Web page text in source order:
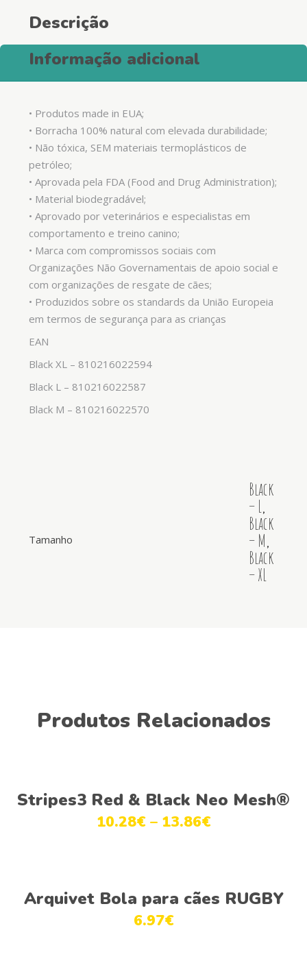
Descrição
Informação adicional
• Produtos made in EUA;
• Borracha 100% natural com elevada durabilidade;
• Não tóxica, SEM materiais termoplásticos de
petróleo;
• Aprovada pela FDA (Food and Drug Administration);
• Material biodegradável;
• Aprovado por veterinários e especialistas em
comportamento e treino canino;
• Marca com compromissos sociais com
Organizações Não Governamentais de apoio social e
com organizações de resgate de cães;
• Produzidos sobre os standards da União Europeia
em termos de segurança para as crianças
EAN
Black XL – 810216022594
Black L – 810216022587
Black M – 810216022570
Tamanho
Black
– L,
Black
– M,
Black
– XL
Produtos Relacionados
Ver opções
Stripes3 Red & Black Neo Mesh®
10.28€ – 13.86€
Adicionar
Arquivet Bola para cães RUGBY
6.97€